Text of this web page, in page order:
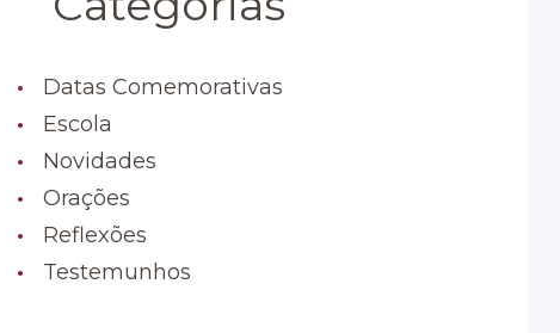
Datas Comemorativas
Escola
Novidades
Orações
Reflexões
Testemunhos